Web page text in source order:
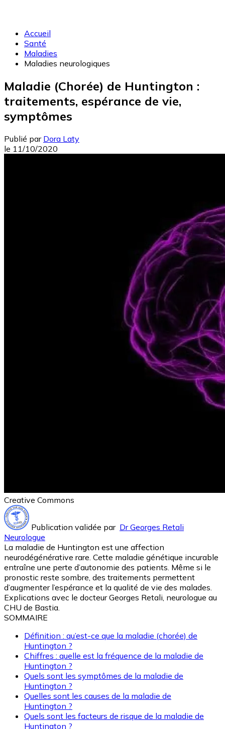
Accueil
Santé
Maladies
Maladies neurologiques
Maladie (Chorée) de Huntington :
traitements, espérance de vie,
symptômes
Publié par Dora Laty
le 11/10/2020
Creative Commons
Publication validée par Dr Georges Retali
Neurologue
La maladie de Huntington est une affection
neurodégénérative rare. Cette maladie génétique incurable
entraîne une perte d’autonomie des patients. Même si le
pronostic reste sombre, des traitements permettent
d’augmenter l’espérance et la qualité de vie des malades.
Explications avec le docteur Georges Retali, neurologue au
CHU de Bastia.
SOMMAIRE
Définition : qu’est-ce que la maladie (chorée) de
Huntington ?
Chiffres : quelle est la fréquence de la maladie de
Huntington ?
Quels sont les symptômes de la maladie de
Huntington ?
Quelles sont les causes de la maladie de
Huntington ?
Quels sont les facteurs de risque de la maladie de
Huntington ?